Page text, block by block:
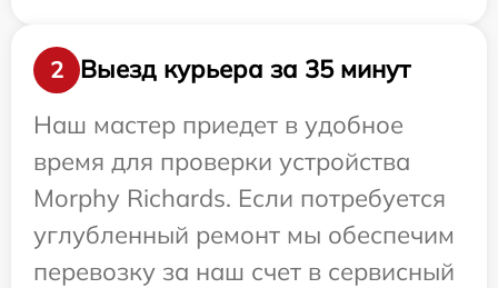
2
Выезд курьера за 35 минут
Наш мастер приедет в удобное
время для проверки устройства
Morphy Richards. Если потребуется
углубленный ремонт мы обеспечим
перевозку за наш счет в сервисный